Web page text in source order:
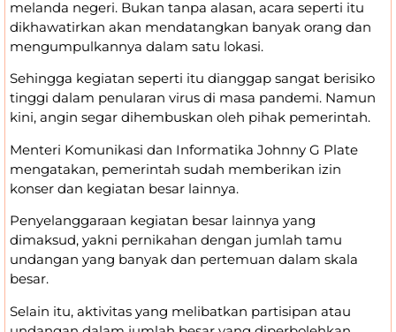
melanda negeri. Bukan tanpa alasan, acara seperti itu
dikhawatirkan akan mendatangkan banyak orang dan
mengumpulkannya dalam satu lokasi.
Sehingga kegiatan seperti itu dianggap sangat berisiko
tinggi dalam penularan virus di masa pandemi. Namun
kini, angin segar dihembuskan oleh pihak pemerintah.
Menteri Komunikasi dan Informatika Johnny G Plate
mengatakan, pemerintah sudah memberikan izin
konser dan kegiatan besar lainnya.
Penyelanggaraan kegiatan besar lainnya yang
dimaksud, yakni pernikahan dengan jumlah tamu
undangan yang banyak dan pertemuan dalam skala
besar.
Selain itu, aktivitas yang melibatkan partisipan atau